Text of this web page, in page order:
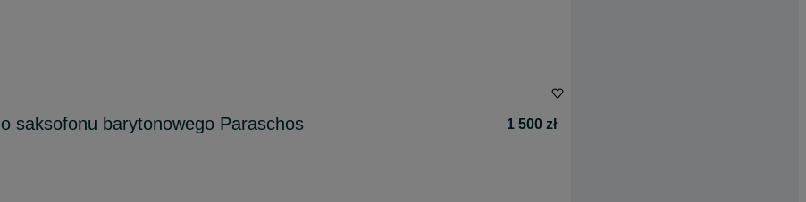
saksofonu barytonowego Paraschos
1 500 zł